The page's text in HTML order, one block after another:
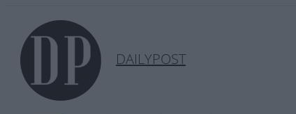
DAILYPOST